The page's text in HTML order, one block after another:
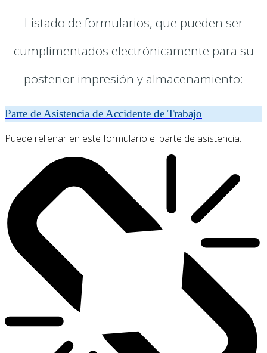
Listado de formularios, que pueden ser
cumplimentados electrónicamente para su
posterior impresión y almacenamiento:
Parte de Asistencia de Accidente de Trabajo
Puede rellenar en este formulario el parte de asistencia.